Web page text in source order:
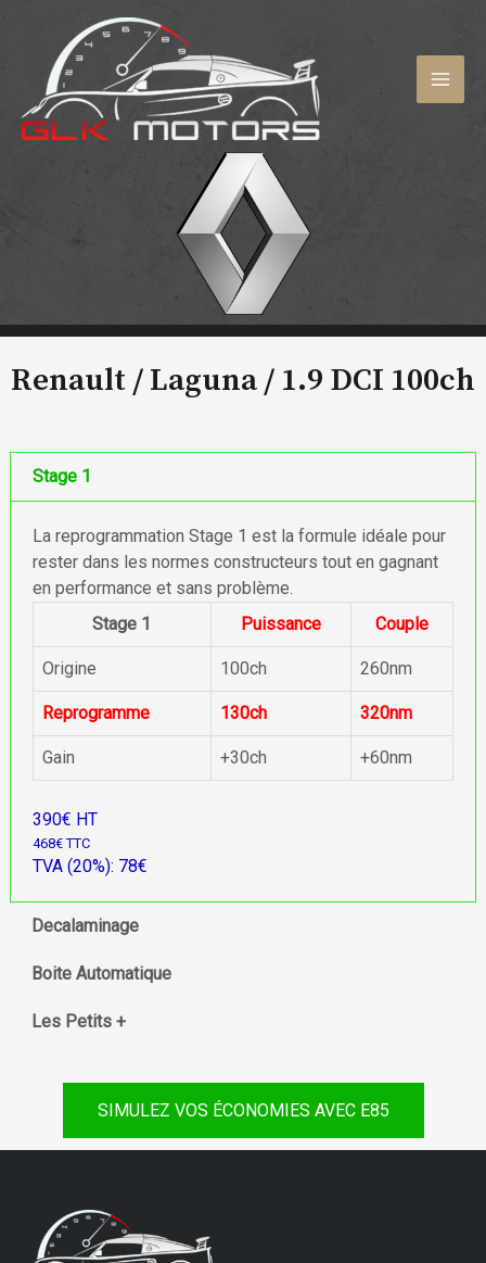
contenu
Renault / Laguna / 1.9 DCI 100ch
Stage 1
La reprogrammation Stage 1 est la formule idéale pour
rester dans les normes constructeurs tout en gagnant
en performance et sans problème.
Stage 1
Puissance Couple
Origine 100ch 260nm
Reprogramme 130ch 320nm
Gain +30ch +60nm
390€ HT
468€ TTC
TVA (20%): 78€
Decalaminage
Boite Automatique
Les Petits +
SIMULEZ VOS ÉCONOMIES AVEC E85